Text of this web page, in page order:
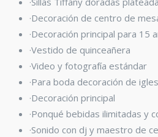
·Decoración de centro de
·Decoración principal para 15
·Vestido de quinceañera
·Video y fotografía estándar
·Para boda decoración de
·Decoración principal
·Ponqué bebidas ilimitadas y
·Sonido con dj y maestro de